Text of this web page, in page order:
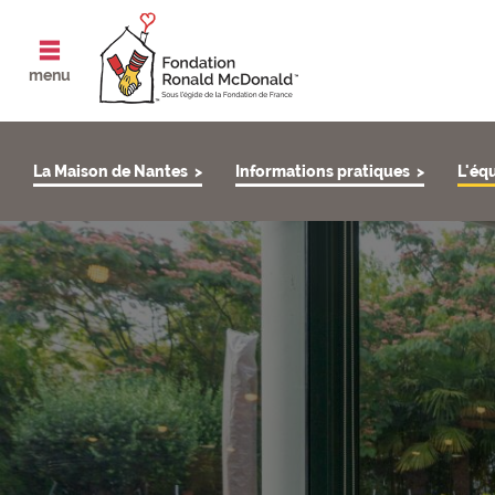
ouvrir le
menu
La Maison de Nantes Informations pratiques
[EQUIPE NANTES] Header